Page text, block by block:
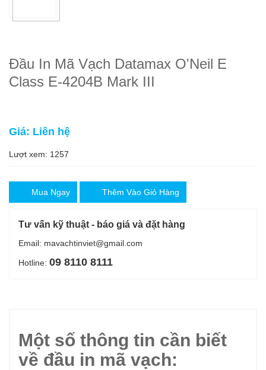
Đầu In Mã Vạch Datamax O'Neil E
Class E-4204B Mark III
Giá: Liên hệ
Lượt xem: 1257
Mua Ngay Thêm Vào Giỏ Hàng
Tư vấn kỹ thuật - báo giá và đặt hàng
Email: mavachtinviet@gmail.com
Hotline: 09 8110 8111
Một số thông tin cần biết
về đầu in mã vạch: